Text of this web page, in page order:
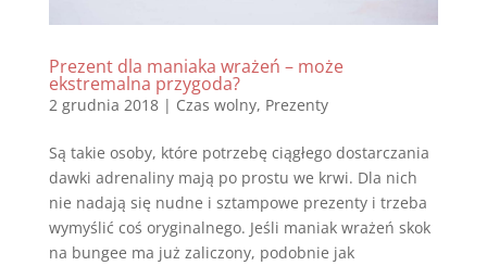
Prezent dla maniaka wrażeń – może
ekstremalna przygoda?
2 grudnia 2018| Czas wolny, Prezenty
Są takie osoby, które potrzebę ciągłego dostarczania
dawki adrenaliny mają po prostu we krwi. Dla nich
nie nadają się nudne i sztampowe prezenty i trzeba
wymyślić coś oryginalnego. Jeśli maniak wrażeń skok
na bungee ma już zaliczony, podobnie jak